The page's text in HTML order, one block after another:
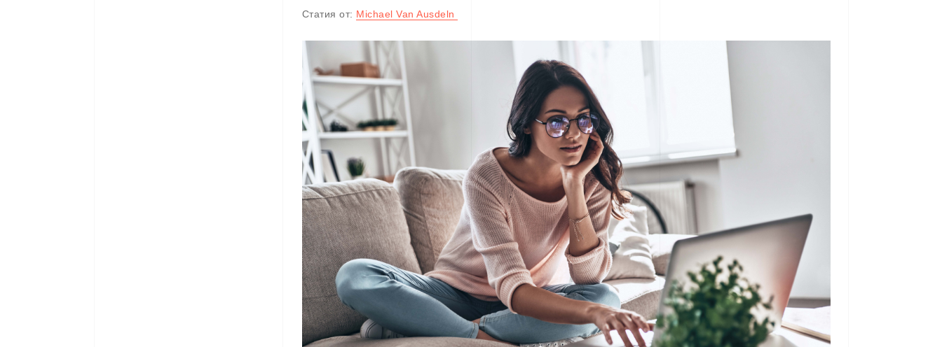
Статия от: Michael Van Ausdeln